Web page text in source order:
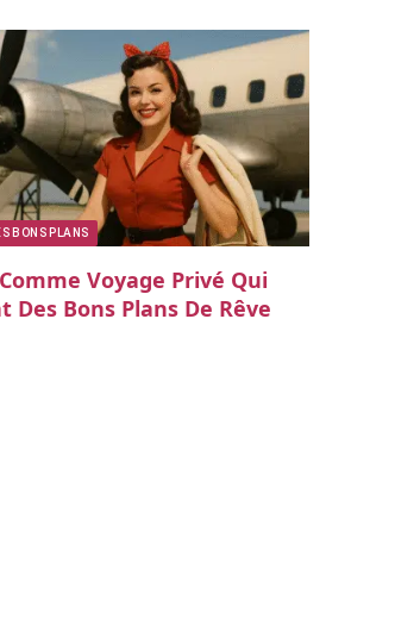
BONS PLANS
Voyage Privé Qui
Des Bons Plans De Rêve